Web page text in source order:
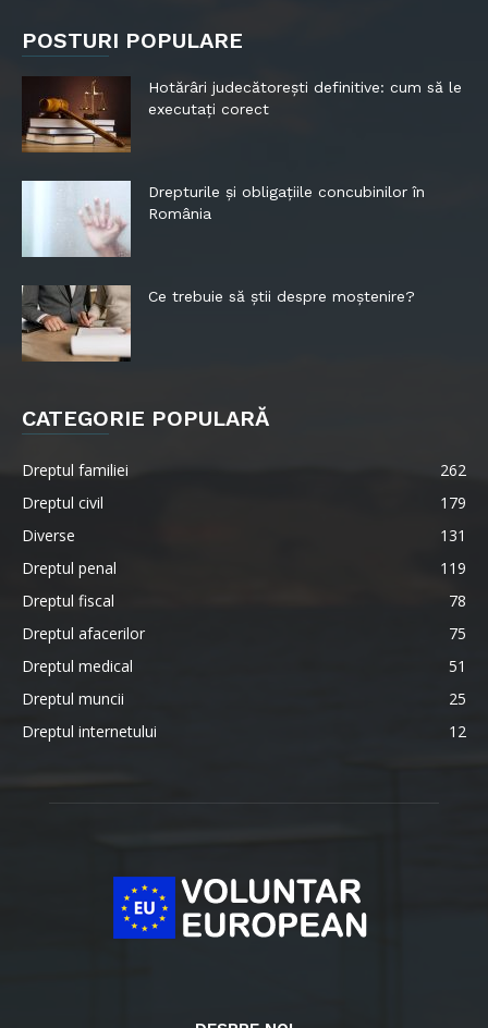
POSTURI POPULARE
Hotărâri judecătorești definitive: cum să le
executați corect
Drepturile și obligațiile concubinilor în
România
Ce trebuie să știi despre moștenire?
CATEGORIE POPULARĂ
Dreptul familiei
262
Dreptul civil
179
Diverse
131
Dreptul penal
119
Dreptul fiscal
78
Dreptul afacerilor
75
Dreptul medical
51
Dreptul muncii
25
Dreptul internetului
12